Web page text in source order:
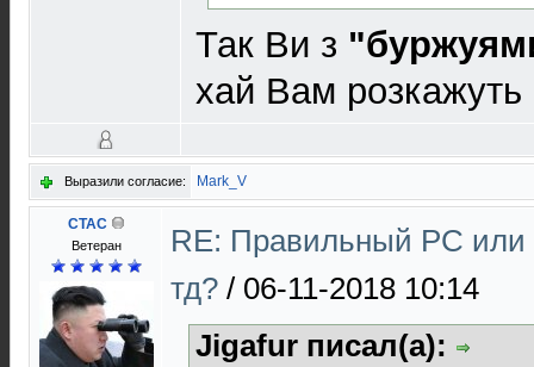
Так Ви з
хай Вам
Выразили согласие: Mark_V
CTAC
Ветеран
RE: Правильный PC
тд? / 06-11-2018 10:14
Jigafur писал(а):